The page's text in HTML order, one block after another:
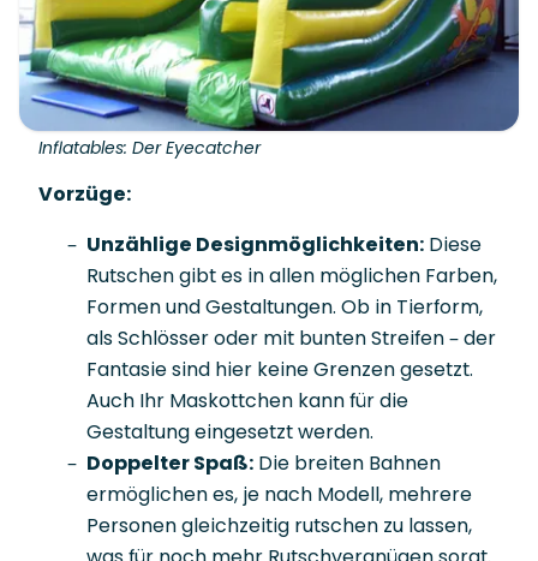
Inflatables: Der Eyecatcher
Vorzüge:
Unzählige Designmöglichkeiten: Diese
Rutschen gibt es in allen möglichen Farben,
Formen und Gestaltungen. Ob in Tierform,
als Schlösser oder mit bunten Streifen – der
Fantasie sind hier keine Grenzen gesetzt.
Auch Ihr Maskottchen kann für die
Gestaltung eingesetzt werden.
Doppelter Spaß: Die breiten Bahnen
ermöglichen es, je nach Modell, mehrere
Personen gleichzeitig rutschen zu lassen,